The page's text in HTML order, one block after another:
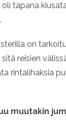
tapana
on
reisien
rintalihaksia
muutakin